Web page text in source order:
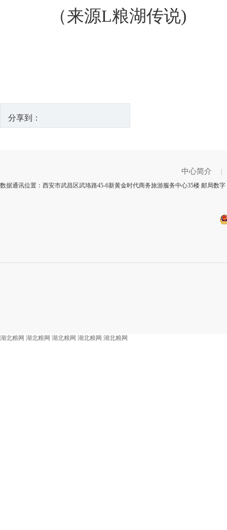
（来源L粮湖传说)
分享到：
中心简介
数据通讯位置：西安市武昌区武珞路45-6新黄金时代商务旅游服务中心35楼 邮局数
湖北粮网 湖北粮网 湖北粮网 湖北粮网 湖北粮网